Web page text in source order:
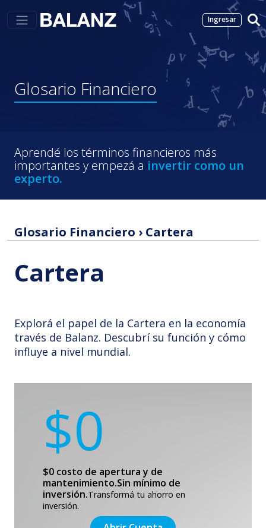
Ingresar
Glosario Financiero
Aprendé los términos financieros más
importantes y empezá a invertir como un
experto.
Glosario Financiero › Cartera
Cartera
Explorá el papel de la Cartera en la economía
través de Balanz. Descubrí su función y cómo
influye a nivel mundial.
$0
$0 costo de apertura y de
mantenimiento.Sin mínimo de
inversión.Transformá tu ahorro en
inversión.